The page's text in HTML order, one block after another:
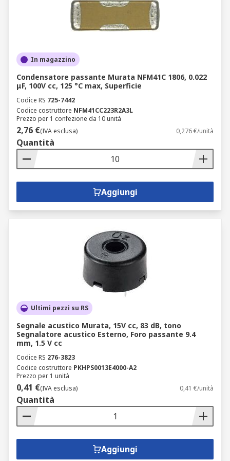
In magazzino
Condensatore passante Murata NFM41C 1806, 0.022
μF, 100V cc, 125 °C max, Superficie
Codice RS 725-7442
Codice costruttore NFM41CC223R2A3L
Prezzo per 1 confezione da 10 unità
2,76 €(IVA esclusa) 0,276 €/unità
Quantità
Aggiungi
Ultimi pezzi su RS
Segnale acustico Murata, 15V cc, 83 dB, tono
Segnalatore acustico Esterno, Foro passante 9.4
mm, 1.5 V cc
Codice RS 276-3823
Codice costruttore PKHPS0013E4000-A2
Prezzo per 1 unità
0,41 €(IVA esclusa) 0,41 €/unità
Quantità
Aggiungi